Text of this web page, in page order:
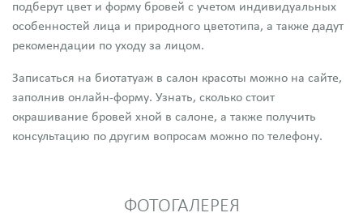
подберут цвет и форму бровей с учетом индивидуальных
особенностей лица и природного цветотипа, а также дадут
рекомендации по уходу за лицом.
Записаться на биотатуаж в салон красоты можно на сайте,
заполнив онлайн-форму. Узнать, сколько стоит
окрашивание бровей хной в салоне, а также получить
консультацию по другим вопросам можно по телефону.
ФОТОГАЛЕРЕЯ